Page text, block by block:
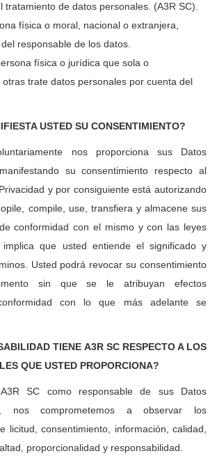
tratamiento de datos personales. (A3R SC).
física o moral, nacional o extranjera,
responsable de los datos.
física o jurídica que sola o
trate datos personales por cuenta del
USTED SU CONSENTIMIENTO?
nos proporciona sus Datos
su consentimiento respecto al
y por consiguiente está autorizando
compile, use, transfiera y almacene sus
conformidad con el mismo y con las leyes
que usted entiende el significado y
Usted podrá revocar su consentimiento
sin que se le atribuyan efectos
con lo que más adelante se
TIENE A3R SC RESPECTO A LOS
QUE USTED PROPORCIONA?
A3R SC como responsable de sus Datos
nos comprometemos a observar los
licitud, consentimiento, información, calidad,
proporcionalidad y responsabilidad.